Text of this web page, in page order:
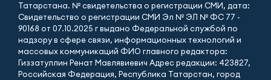
Татарстана. № свидетельства о регистрации СМИ, дата:
Свидетельство о регистрации СМИ Эл № ЭЛ № ФС 77 -
90168 от 07.10.2025 г выдано Федеральной службой по
надзору в сфере связи, информационных технологий и
массовых коммуникаций ФИО главного редактора:
Гиззатуллин Ренат Мавлявиевич Адрес редакции: 423827,
Российская Федерация, Республика Татарстан, город